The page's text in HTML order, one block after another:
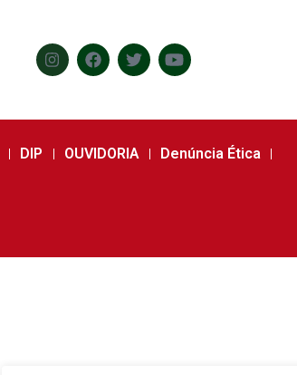
DIP OUVIDORIA Denúncia Ética